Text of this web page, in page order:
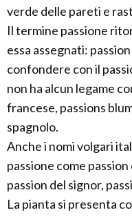
verde delle pareti e
Il termine passione
essa assegnati:
confondere con il
non ha alcun legame
francese, passions
spagnolo.
Anche i nomi volgari
passione come
passion del signor,
La pianta si presenta